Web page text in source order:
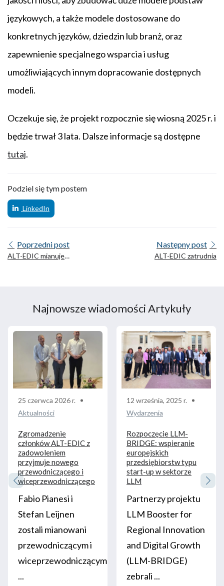
językowych, a także modele dostosowane do
konkretnych języków, dziedzin lub branż, oraz
zapewnienie specjalnego wsparcia i usług
umożliwiających innym dopracowanie dostępnych
modeli.
Oczekuje się, że projekt rozpocznie się wiosną 2025 r. i
będzie trwał 3 lata. Dalsze informacje są dostępne
tutaj.
Podziel się tym postem
LinkedIn
Poprzedni post
ALT-EDIC mianuje
Następny post
ALT-EDIC zatrudnia
Najnowsze wiadomości Artykuły
25 czerwca 2026 r.
Aktualności
Zgromadzenie
członków ALT-EDIC z
zadowoleniem
przyjmuje nowego
przewodniczącego i
wiceprzewodniczącego
Fabio Pianesi i
Stefan Leijnen
zostali mianowani
przewodniczącym i
wiceprzewodniczącym
...
12 września, 2025 r.
Wydarzenia
Rozpoczęcie LLM-
BRIDGE: wspieranie
europejskich
przedsiębiorstw typu
start-up w sektorze
LLM
Partnerzy projektu
LLM Booster for
Regional Innovation
and Digital Growth
(LLM-BRIDGE)
zebrali ...